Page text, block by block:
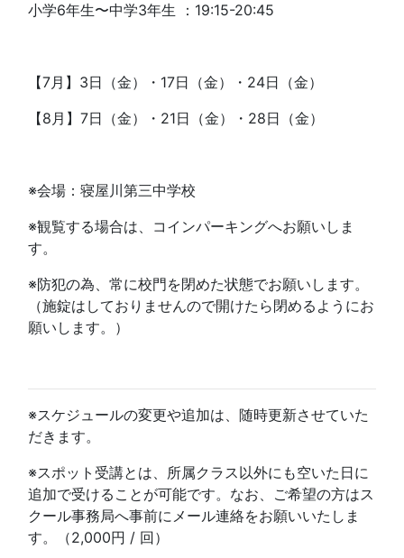
小学6年生〜中学3年生 ：19:15-20:45
【7月】3日（金）・17日（金）・24日（金）
【8月】7日（金）・21日（金）・28日（金）
※会場：寝屋川第三中学校
※観覧する場合は、コインパーキングへお願いしま
す。
※防犯の為、常に校門を閉めた状態でお願いします。
（施錠はしておりませんので開けたら閉めるようにお
願いします。）
※スケジュールの変更や追加は、随時更新させていた
だきます。
※スポット受講とは、所属クラス以外にも空いた日に
追加で受けることが可能です。なお、ご希望の方はス
クール事務局へ事前にメール連絡をお願いいたしま
す。（2,000円 / 回）